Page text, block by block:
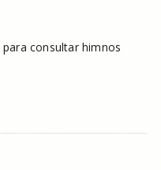
para consultar himnos